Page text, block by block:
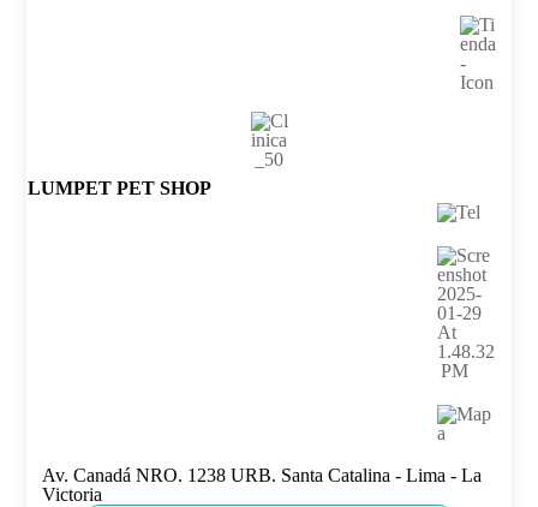
LUMPET PET SHOP
Av. Canadá NRO. 1238 URB. Santa Catalina - Lima - La
Victoria